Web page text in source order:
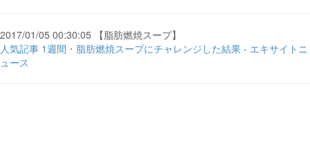
2017/01/05 00:30:05 【脂肪燃焼スープ】
人気記事 1週間・脂肪燃焼スープにチャレンジした結果 - エキサイトニ
ュース